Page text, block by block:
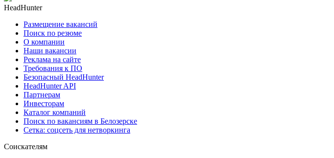
HeadHunter
Размещение вакансий
Поиск по резюме
О компании
Наши вакансии
Реклама на сайте
Требования к ПО
Безопасный HeadHunter
HeadHunter API
Партнерам
Инвесторам
Каталог компаний
Поиск по вакансиям в Белозерске
Сетка: соцсеть для нетворкинга
Соискателям